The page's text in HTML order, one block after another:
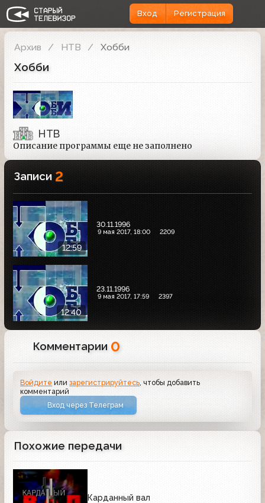
Вход Регистрация
Архив НТВ Хобби
Хобби
НТВ
Описание программы еще не заполнено
Записи 2
12:59
30.11.1996
9 мая 2017, 18:00 2209
12:40
23.11.1996
9 мая 2017, 17:59 2397
Комментарии 0
Войдите илизарегистрируйтесь , чтобы добавить
комментарий
Вход через Телеграм
Похожие передачи
Карданный вал